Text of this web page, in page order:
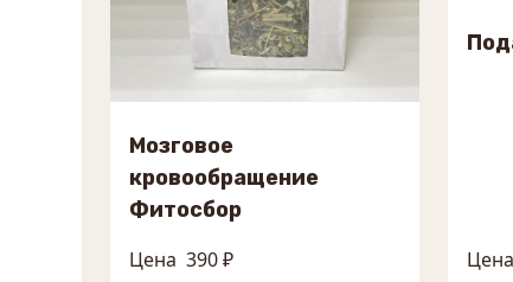
Мозговое
кровообращение
Фитосбор
Цена 390 ₽ Цена